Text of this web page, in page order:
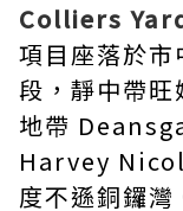
Colliers
項目座落於
段，靜中帶
地帶
Harvey
度不遜銅鑼